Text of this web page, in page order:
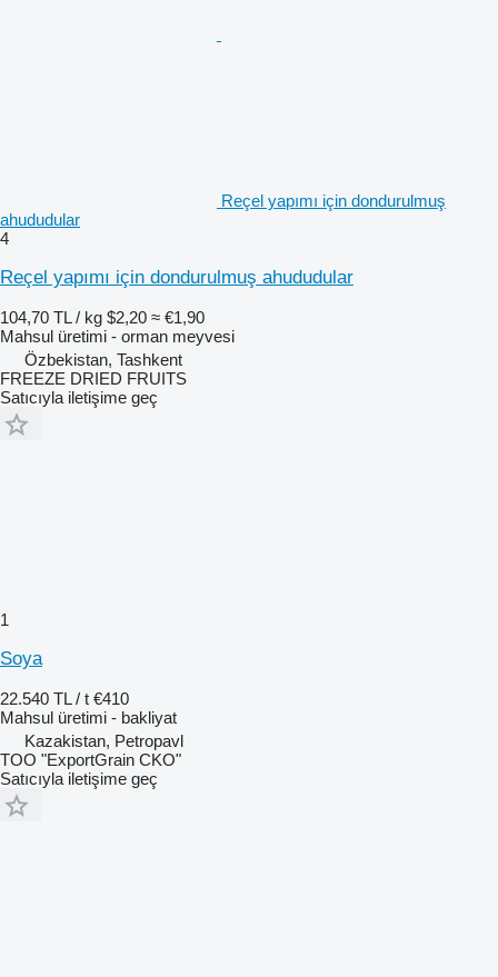
Reçel yapımı için dondurulmuş
ahududular
4
Reçel yapımı için dondurulmuş ahududular
104,70 TL / kg $2,20 ≈ €1,90
Mahsul üretimi - orman meyvesi
Özbekistan, Tashkent
FREEZE DRIED FRUITS
Satıcıyla iletişime geç
1
Soya
22.540 TL / t €410
Mahsul üretimi - bakliyat
Kazakistan, Petropavl
TOO "ExportGrain CKO"
Satıcıyla iletişime geç